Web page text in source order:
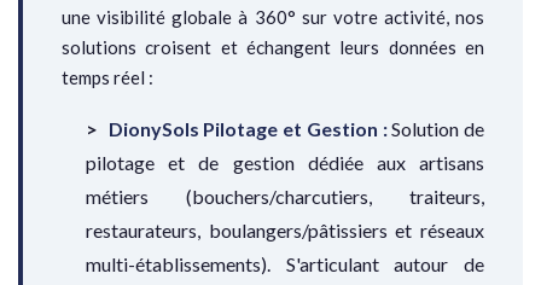
une visibilité globale à 360° sur votre activité, nos
solutions croisent et échangent leurs données en
temps réel :
DionySols Pilotage et Gestion :Solution de
pilotage et de gestion dédiée aux artisans
métiers (bouchers/charcutiers, traiteurs,
restaurateurs, boulangers/pâtissiers et réseaux
multi-établissements). S'articulant autour de